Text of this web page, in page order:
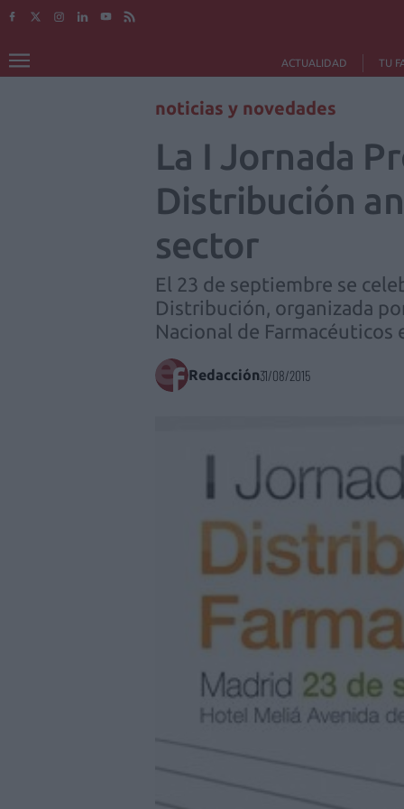
ACTUALIDAD TU
noticias y novedades
La I Jornada
Distribución
sector
El 23 de septiembre se
Distribución, organizada
Nacional de
Redacción31/08/2015